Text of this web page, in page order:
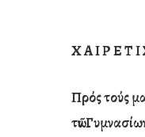
Χ Α Ι Ρ Ε Τ
Πρός τούς
τῶν